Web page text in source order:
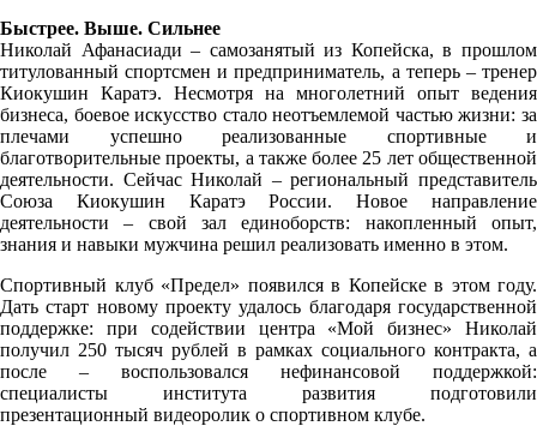
Быстрее. Выше. Сильнее
Николай Афанасиади – самозанятый из Копейска, в прошлом
титулованный спортсмен и предприниматель, а теперь – тренер
Киокушин Каратэ. Несмотря на многолетний опыт ведения
бизнеса, боевое искусство стало неотъемлемой частью жизни: за
плечами успешно реализованные спортивные и
благотворительные проекты, а также более 25 лет общественной
деятельности. Сейчас Николай – региональный представитель
Союза Киокушин Каратэ России. Новое направление
деятельности – свой зал единоборств: накопленный опыт,
знания и навыки мужчина решил реализовать именно в этом.
Спортивный клуб «Предел» появился в Копейске в этом году.
Дать старт новому проекту удалось благодаря государственной
поддержке: при содействии центра «Мой бизнес» Николай
получил 250 тысяч рублей в рамках социального контракта, а
после – воспользовался нефинансовой поддержкой:
специалисты института развития подготовили
презентационный видеоролик о спортивном клубе.